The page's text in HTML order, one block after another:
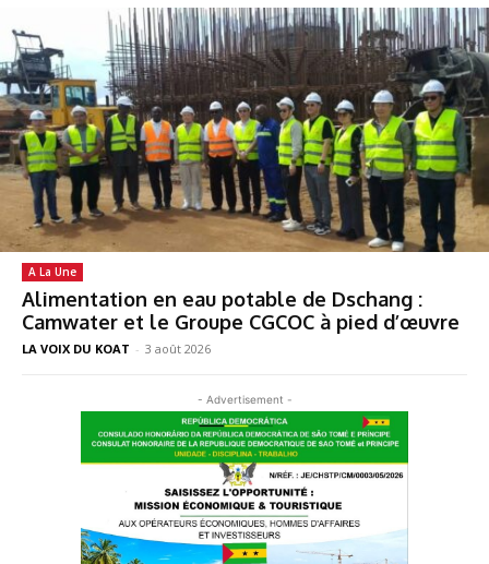
A La Une
Alimentation en eau potable de Dschang :
Camwater et le Groupe CGCOC à pied d’œuvre
LA VOIX DU KOAT - 3 août 2026
- Advertisement -